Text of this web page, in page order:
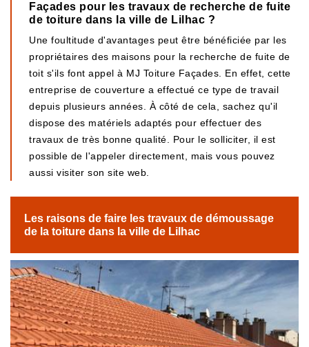
Façades pour les travaux de recherche de fuite
de toiture dans la ville de Lilhac ?
Une foultitude d'avantages peut être bénéficiée par les
propriétaires des maisons pour la recherche de fuite de
toit s'ils font appel à MJ Toiture Façades. En effet, cette
entreprise de couverture a effectué ce type de travail
depuis plusieurs années. À côté de cela, sachez qu'il
dispose des matériels adaptés pour effectuer des
travaux de très bonne qualité. Pour le solliciter, il est
possible de l'appeler directement, mais vous pouvez
aussi visiter son site web.
Les raisons de faire les travaux de démoussage
de la toiture dans la ville de Lilhac